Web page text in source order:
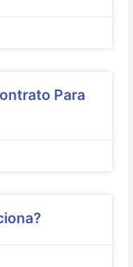
Para